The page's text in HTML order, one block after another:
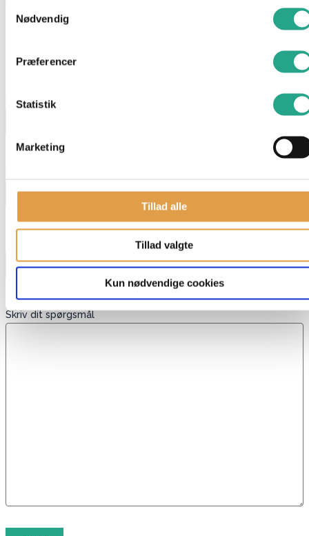
Nødvendig
Præferencer
Statistik
Marketing
Tillad alle
Tillad valgte
Kun nødvendige cookies
Farve: Gul
Navn
Skriv dit spørgsmål